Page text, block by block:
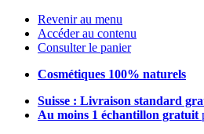
Revenir au menu
Accéder au contenu
Consulter le panier
Cosmétiques 100% naturels
Suisse : Livraison standard
Au moins 1 échantillon gratuit